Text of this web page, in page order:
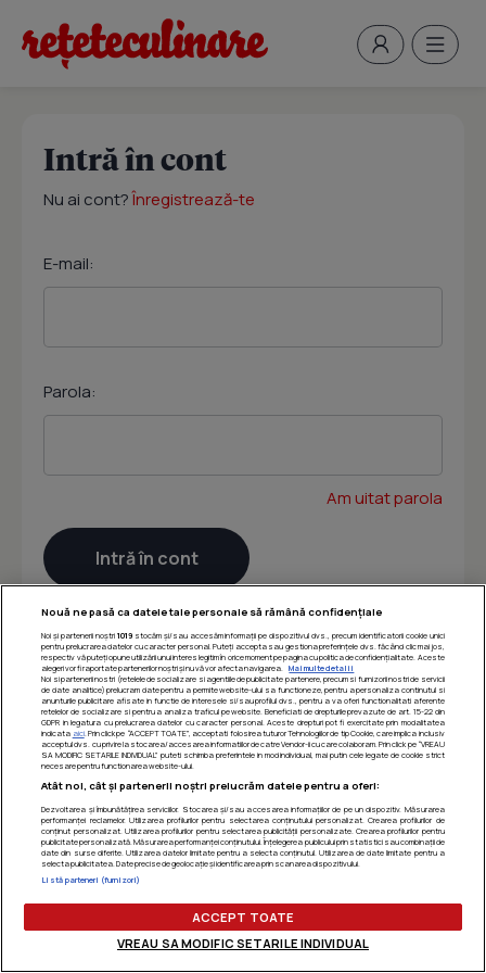
Intră în cont
Nu ai cont?Înregistrează-te
E-mail:
Parola:
Am uitat parola
Nouă ne pasă ca datele tale personale să rămână confidențiale
Noi și partenerii noștri 1019stocăm și/sau accesăm informații pe dispozitivul dvs., precum identificatorii cookie unici
pentru prelucrarea datelor cu caracter personal. Puteți accepta sau gestiona preferințele dvs. făcând clic mai jos,
respectiv vă puteți opune utilizării unui interes legitim în orice moment pe pagina cu politica de confidențialitate. Aceste
alegeri vor fi raportate partenerilor noștri și nu vă vor afecta navigarea.
Mai multe detalii
Noi si partenerii nostri (retelele de socializare si agentiile de publicitate partenere, precum si furnizorii nostri de servicii
de date analitice) prelucram date pentru a permite website-ului sa functioneze, pentru a personaliza continutul si
anunturile publicitare afisate in functie de interesele si/sau profilul dvs., pentru a va oferi functionalitati aferente
retelelor de socializare si pentru a analiza traficul pe website. Beneficiati de drepturile prevazute de art. 15-22 din
GDPR in legatura cu prelucrarea datelor cu caracter personal. Aceste drepturi pot fi exercitate prin modalitatea
indicata aici. Prin click pe “ACCEPT TOATE”, acceptati folosirea tuturor Tehnologiilor de tip Cookie, care implica inclusiv
acceptul dvs. cu privire la stocarea/accesarea informatiilor de catre Vendor-ii cu care colaboram. Prin click pe “VREAU
SA MODIFIC SETARILE INDIVIDUAL” puteti schimba preferintele in mod individual, mai putin cele legate de cookie strict
necesare pentru functionarea website-ului.
Atât noi, cât și partenerii noștri prelucrăm datele pentru a oferi:
Dezvoltarea și îmbunătățirea serviciilor. Stocarea și/sau accesarea informațiilor de pe un dispozitiv. Măsurarea
performanței reclamelor. Utilizarea profilurilor pentru selectarea conținutului personalizat. Crearea profilurilor de
conținut personalizat. Utilizarea profilurilor pentru selectarea publicității personalizate. Crearea profilurilor pentru
publicitate personalizată. Măsurarea performanței conținutului. Înțelegerea publicului prin statistici sau combinații de
date din surse diferite. Utilizarea datelor limitate pentru a selecta conținutul. Utilizarea de date limitate pentru a
selecta publicitatea. Date precise de geolocație și identificarea prin scanarea dispozitivului.
Listă parteneri (furnizori)
ACCEPT TOATE
VREAU SA MODIFIC SETARILE INDIVIDUAL